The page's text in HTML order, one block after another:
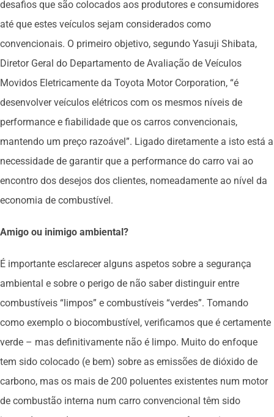
desafios que são colocados aos produtores e consumidores
até que estes veículos sejam considerados como
convencionais. O primeiro objetivo, segundo Yasuji Shibata,
Diretor Geral do Departamento de Avaliação de Veículos
Movidos Eletricamente da Toyota Motor Corporation, “é
desenvolver veículos elétricos com os mesmos níveis de
performance e fiabilidade que os carros convencionais,
mantendo um preço razoável”. Ligado diretamente a isto está a
necessidade de garantir que a performance do carro vai ao
encontro dos desejos dos clientes, nomeadamente ao nível da
economia de combustível.
Amigo ou inimigo ambiental?
É importante esclarecer alguns aspetos sobre a segurança
ambiental e sobre o perigo de não saber distinguir entre
combustíveis “limpos” e combustíveis “verdes”. Tomando
como exemplo o biocombustível, verificamos que é certamente
verde – mas definitivamente não é limpo. Muito do enfoque
tem sido colocado (e bem) sobre as emissões de dióxido de
carbono, mas os mais de 200 poluentes existentes num motor
de combustão interna num carro convencional têm sido